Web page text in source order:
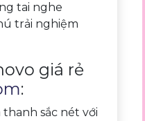
tai nghe
trải nghiệm
giá rẻ
:
sắc nét với